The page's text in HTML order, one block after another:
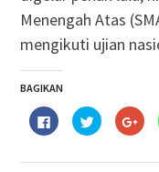
Menengah Atas
mengikuti ujian
BAGIKAN
Klik
untuk
membagikan
Facebook(Membuka
Klik
untuk
berbagi
Klik